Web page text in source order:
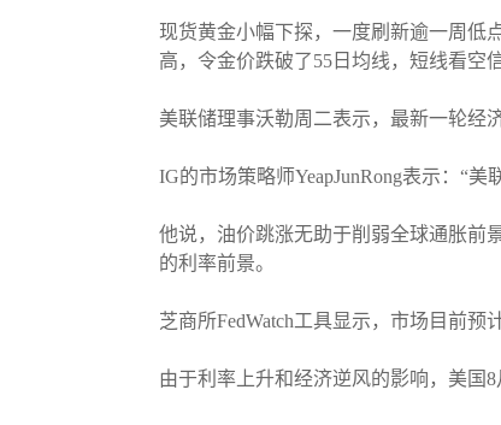
现货黄金小幅下探，一度刷新逾一周低
高，令金价跌破了55日均线，短线看空
美联储理事沃勒周二表示，最新一轮经
IG的市场策略师YeapJunRong表示：“
他说，油价跳涨无助于削弱全球通胀前
的利率前景。
芝商所FedWatch工具显示，市场目前预
由于利率上升和经济逆风的影响，美国